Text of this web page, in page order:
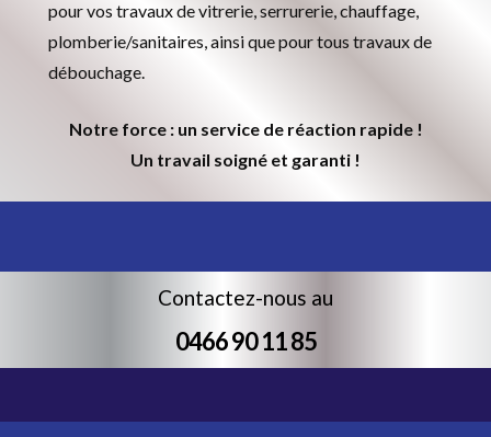
pour vos travaux de vitrerie, serrurerie, chauffage,
plomberie/sanitaires, ainsi que pour tous travaux de
débouchage.
Notre force : un service de réaction rapide !
Un travail soigné et garanti !
Contactez-nous au
0466 90 11 85